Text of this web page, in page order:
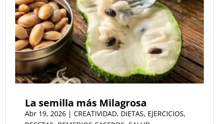
La semilla más Milagrosa
Abr 19, 2026 |CREATIVIDAD, DIETAS, EJERCICIOS,